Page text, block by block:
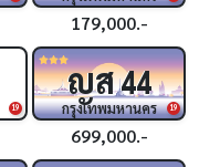
179,000.-
19 19
ญส44
กรุงเทพมหานคร
699,000.-